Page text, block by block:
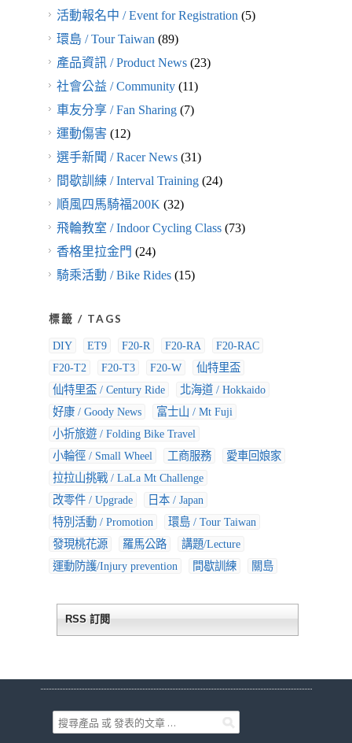
活動報名中 / Event for Registration (5)
環島 / Tour Taiwan (89)
產品資訊 / Product News(23)
社會公益 / Community(11)
車友分享 / Fan Sharing(7)
運動傷害(12)
選手新聞 / Racer News(31)
間歇訓練 / Interval Training(24)
順風四馬騎福200K (32)
飛輪教室 / Indoor Cycling Class(73)
香格里拉金門 (24)
騎乘活動 / Bike Rides(15)
標籤 / TAGS
DIY ET9 F20-R F20-RA
F20-RAC
F20-T2
F20-T3 F20-W
仙特里盃
仙特里盃 / Century Ride
北海道 / Hokkaido
好康 / Goody News
富士山 / Mt Fuji
小折旅遊 / Folding Bike Travel
小輪徑 / Small Wheel
工商服務
愛車回娘家
拉拉山挑戰 / LaLa Mt Challenge
改零件 / Upgrade
日本 / Japan
特別活動 / Promotion
環島 / Tour Taiwan
發現桃花源
羅馬公路
講題/Lecture
運動防護/Injury prevention
間歇訓練 關島
RSS 訂閱